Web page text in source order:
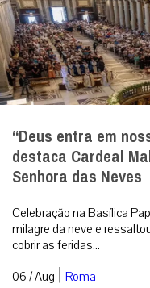
“Deus entra em
destaca Cardeal
Senhora das Neves
Celebração na Basílica
milagre da neve e
cobrir as feridas...
06 / Aug | Roma